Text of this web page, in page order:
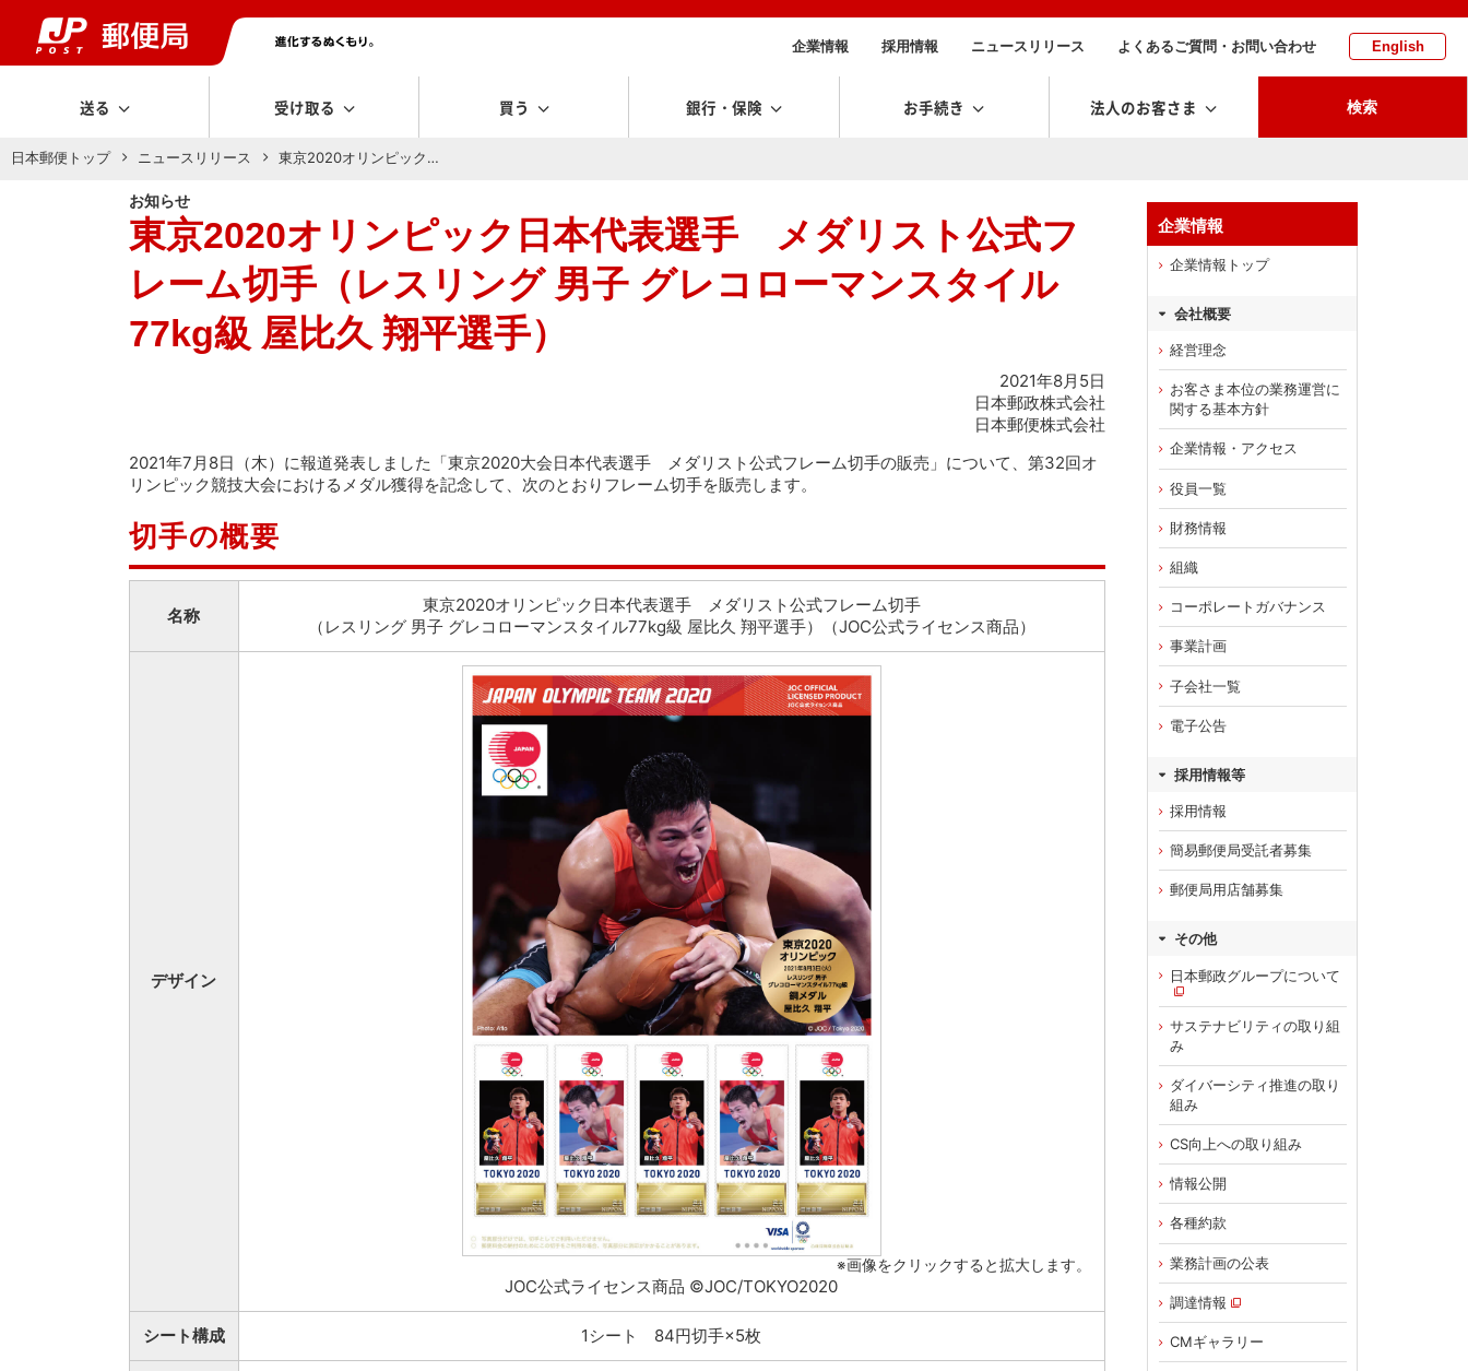
企業情報 採用情報 ニュースリリース よくあるご質問・お問い合わせ English
送る 受け取る 買う 銀行・保険 お手続き 法人のお客さま 検索
日本郵便トップ ニュースリリース 東京2020オリンピック…
お知らせ
東京2020オリンピック日本代表選手 メダリスト公式フ
レーム切手（レスリング 男子 グレコローマンスタイル
77kg級 屋比久 翔平選手）
2021年8月5日
日本郵政株式会社
日本郵便株式会社
2021年7月8日（木）に報道発表しました「東京2020大会日本代表選手 メダリスト公式フレーム切手の販売」について、第32回オ
リンピック競技大会におけるメダル獲得を記念して、次のとおりフレーム切手を販売します。
切手の概要
名称
東京2020オリンピック日本代表選手 メダリスト公式フレーム切手
（レスリング 男子 グレコローマンスタイル77kg級 屋比久 翔平選手）（JOC公式ライセンス商品）
デザイン
※画像をクリックすると拡大します。
JOC公式ライセンス商品 ©JOC/TOKYO2020
シート構成 1シート 84円切手×5枚
企業情報
企業情報トップ
会社概要
経営理念
お客さま本位の業務運営に
関する基本方針
企業情報・アクセス
役員一覧
財務情報
組織
コーポレートガバナンス
事業計画
子会社一覧
電子公告
採用情報等
採用情報
簡易郵便局受託者募集
郵便局用店舗募集
その他
日本郵政グループについて
サステナビリティの取り組
み
ダイバーシティ推進の取り
組み
CS向上への取り組み
情報公開
各種約款
業務計画の公表
調達情報
CMギャラリー